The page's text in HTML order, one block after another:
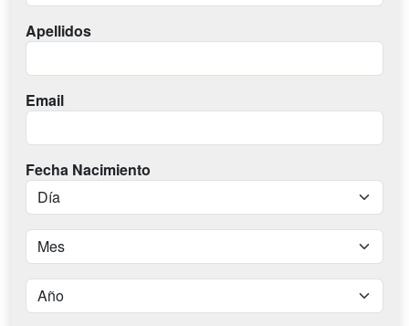
Apellidos
Email
Fecha Nacimiento